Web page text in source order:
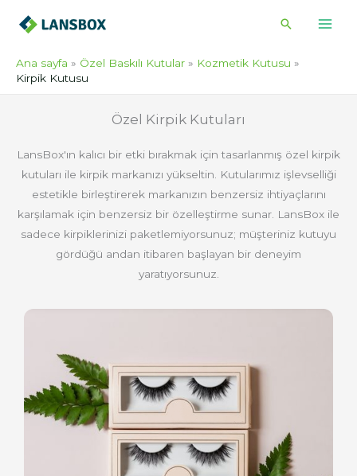
Arama
Ana sayfa Özel Baskılı Kutular
Kozmetik Kutusu
Kirpik Kutusu
Özel Kirpik Kutuları
LansBox'ın kalıcı bir etki bırakmak için tasarlanmış özel kirpik
kutuları ile kirpik markanızı yükseltin. Kutularımız işlevselliği
estetikle birleştirerek markanızın benzersiz ihtiyaçlarını
karşılamak için benzersiz bir özelleştirme sunar. LansBox ile
sadece kirpiklerinizi paketlemiyorsunuz; müşteriniz kutuyu
gördüğü andan itibaren başlayan bir deneyim
yaratıyorsunuz.